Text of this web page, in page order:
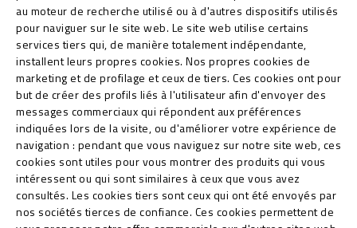
au moteur de recherche utilisé ou à d'autres dispositifs utilisés
pour naviguer sur le site web. Le site web utilise certains
services tiers qui, de manière totalement indépendante,
installent leurs propres cookies. Nos propres cookies de
marketing et de profilage et ceux de tiers. Ces cookies ont pour
but de créer des profils liés à l'utilisateur afin d'envoyer des
messages commerciaux qui répondent aux préférences
indiquées lors de la visite, ou d'améliorer votre expérience de
navigation : pendant que vous naviguez sur notre site web, ces
cookies sont utiles pour vous montrer des produits qui vous
intéressent ou qui sont similaires à ceux que vous avez
consultés. Les cookies tiers sont ceux qui ont été envoyés par
nos sociétés tierces de confiance. Ces cookies permettent de